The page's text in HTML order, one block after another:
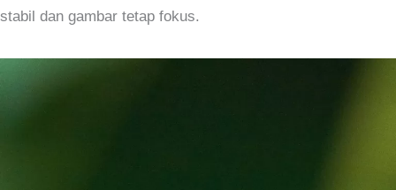
stabil dan gambar tetap fokus.